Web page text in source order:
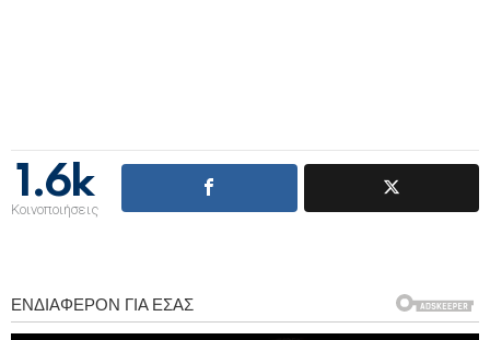
1.6k
Κοινοποιήσεις